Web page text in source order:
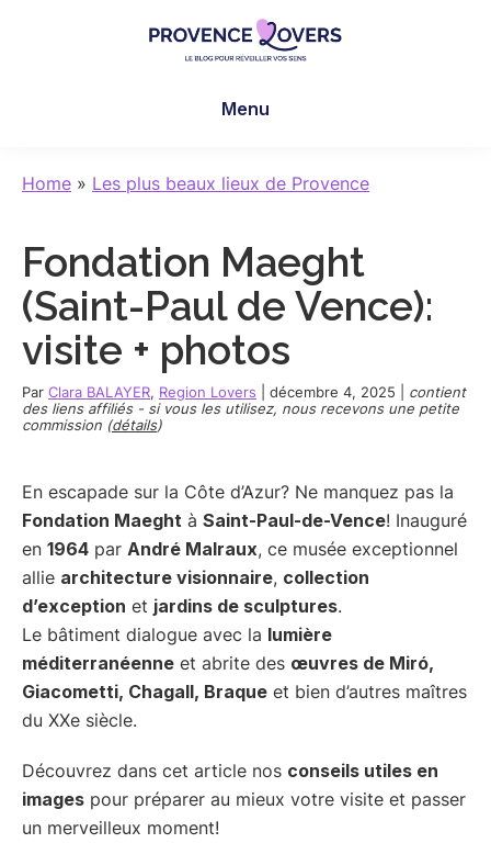
sens
-
Le
blog
de
Claire
et
Manu
Menu
Home » Les plus beaux lieux de Provence
Fondation Maeght
(Saint-Paul de Vence):
visite + photos
Par Clara BALAYER, Region Lovers décembre 4, 2025
contient
des liens affiliés - si vous les utilisez, nous recevons une petite
commission (détails)
En escapade sur la Côte d’Azur? Ne manquez pas la
Fondation Maeght à Saint-Paul-de-Vence! Inauguré
en 1964 par André Malraux, ce musée exceptionnel
allie architecture visionnaire, collection
d’exception et jardins de sculptures.
Le bâtiment dialogue avec la lumière
méditerranéenne et abrite des œuvres de Miró,
Giacometti, Chagall, Braque et bien d’autres maîtres
du XXe siècle.
Découvrez dans cet article nos conseils utiles en
images pour préparer au mieux votre visite et passer
un merveilleux moment!